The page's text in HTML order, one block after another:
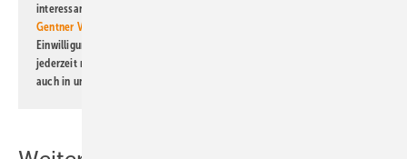
interessante Verlags- und Online-Angebote
Gentner Verlag GmbH & Co. KG
Einwilligung kann ich jederzeit widerrufen und eine Abmeldung ist
jederzeit möglich. Informationen zum Umgang mit Daten finden Sie
auch in unserer